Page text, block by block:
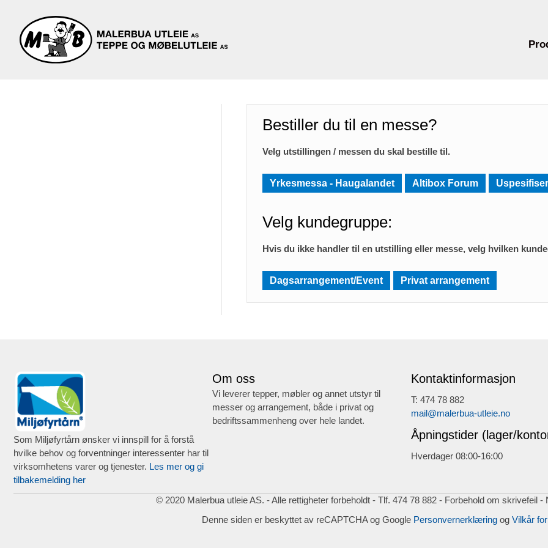
Bestiller du til en messe?
Velg utstillingen / messen du skal bestille til.
Yrkesmessa - Haugalandet Altibox Forum
Velg kundegruppe:
Hvis du ikke handler til en utstilling eller messe, velg hvilken
Dagsarrangement/Event Privat arrangement
Som Miljøfyrtårn ønsker vi innspill for å forstå
hvilke behov og forventninger interessenter har til
virksomhetens varer og tjenester. Les mer og gi
tilbakemelding her
Om oss
Vi leverer tepper, møbler og annet utstyr til
messer og arrangement, både i privat og
bedriftssammenheng over hele landet.
Kontaktinformasjon
T: 474 78 882
mail@malerbua-utleie.no
Åpningstider (lager/
Hverdager 08:00-16:00
© 2020 Malerbua utleie AS. - Alle rettigheter forbeholdt - Tlf. 474 78 882 - Forbehold om skrivefeil -
Denne siden er beskyttet av reCAPTCHA og GooglePersonvernerklæringogVilkår